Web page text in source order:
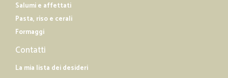
Salumi e affettati
Pasta, riso e cerali
Formaggi
Contatti
La mia lista dei desideri